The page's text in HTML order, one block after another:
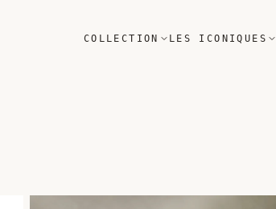
COLLECTION LES ICONIQUES